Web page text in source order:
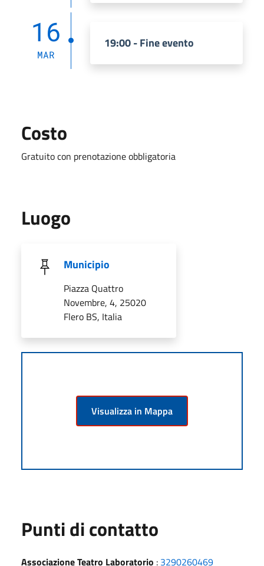
16
MAR
19:00 - Fine evento
Costo
Gratuito con prenotazione obbligatoria
Luogo
Municipio
Piazza Quattro
Novembre, 4, 25020
Flero BS, Italia
Visualizza in Mappa
Punti di contatto
Associazione Teatro Laboratorio : 3290260469